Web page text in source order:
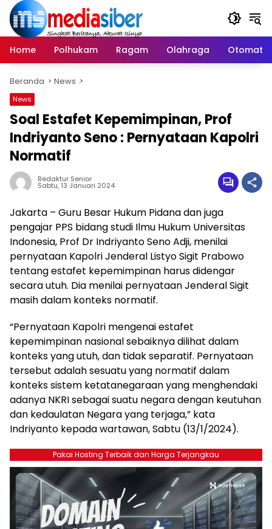
Langsung
konten
Home
Polhukam Ragam Olahraga Otomatif
Beranda News
News
Soal Estafet Kepemimpinan, Prof
Indriyanto Seno : Pernyataan Kapolri
Normatif
Redaktur Senior
Sabtu, 13 Januari 2024
Jakarta – Guru Besar Hukum Pidana dan juga
pengajar PPS bidang studi Ilmu Hukum Universitas
Indonesia, Prof Dr Indriyanto Seno Adji, menilai
pernyataan Kapolri Jenderal Listyo Sigit Prabowo
tentang estafet kepemimpinan harus didengar
secara utuh. Dia menilai pernyataan Jenderal Sigit
masih dalam konteks normatif.
“Pernyataan Kapolri mengenai estafet
kepemimpinan nasional sebaiknya dilihat dalam
konteks yang utuh, dan tidak separatif. Pernyataan
tersebut adalah sesuatu yang normatif dalam
konteks sistem ketatanegaraan yang menghendaki
adanya NKRI sebagai suatu negara dengan keutuhan
dan kedaulatan Negara yang terjaga,” kata
Indriyanto kepada wartawan, Sabtu (13/1/2024).
Pakai Hosting Terbaik dan Harga Terjangkau